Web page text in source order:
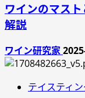
ワインのマス
解説
ワイン研究家
テイスティ